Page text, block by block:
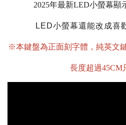
2025年最新LED小螢幕顯
LED小螢幕還能改成喜
※本鍵盤為正面刻字體， 純英文
長度超過45CM